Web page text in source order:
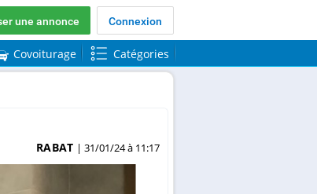
une annonce Connexion
Covoiturage Catégories
RABAT | 31/01/24 à 11:17